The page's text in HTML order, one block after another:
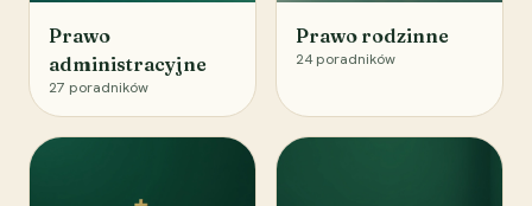
Prawo
administracyjne
27 poradników
Prawo rodzinne
24 poradników